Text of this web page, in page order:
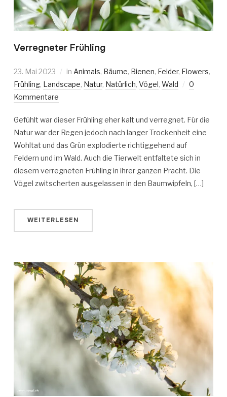
Verregneter Frühling
23. Mai 2023 in Animals, Bäume, Bienen, Felder, Flowers,
Frühling, Landscape, Natur, Natürlich, Vögel, Wald
0
Kommentare
Gefühlt war dieser Frühling eher kalt und verregnet. Für die
Natur war der Regen jedoch nach langer Trockenheit eine
Wohltat und das Grün explodierte richtiggehend auf
Feldern und im Wald. Auch die Tierwelt entfaltete sich in
diesem verregneten Frühling in ihrer ganzen Pracht. Die
Vögel zwitscherten ausgelassen in den Baumwipfeln, […]
WEITERLESEN